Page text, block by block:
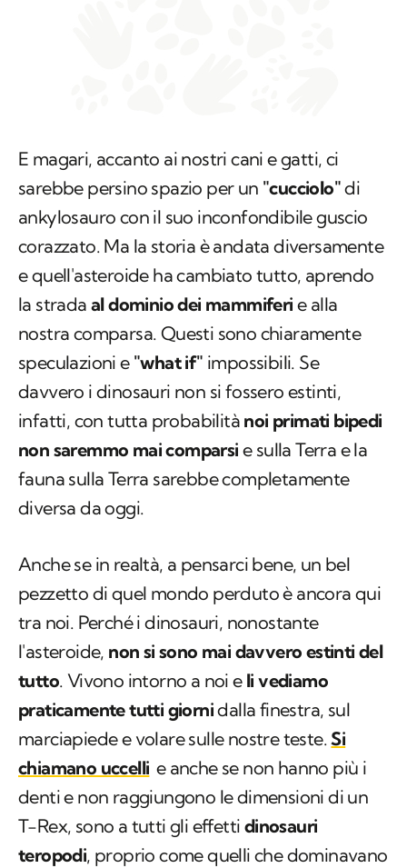
E magari, accanto ai nostri cani e gatti, ci
sarebbe persino spazio per un "cucciolo"di
ankylosauro con il suo inconfondibile guscio
corazzato. Ma la storia è andata diversamente
e quell'asteroide ha cambiato tutto, aprendo
la stradaal dominio dei mammiferi e alla
nostra comparsa. Questi sono chiaramente
speculazioni e "what if" impossibili. Se
davvero i dinosauri non si fossero estinti,
infatti, con tutta probabilità noi primati bipedi
non saremmo mai comparsi e sulla Terra e la
fauna sulla Terra sarebbe completamente
diversa da oggi.
Anche se in realtà, a pensarci bene, un bel
pezzetto di quel mondo perduto è ancora qui
tra noi. Perché i dinosauri, nonostante
l'asteroide, non si sono mai davvero estinti del
tutto. Vivono intorno a noi e li vediamo
praticamente tutti giornidalla finestra, sul
marciapiede e volare sulle nostre teste.Si
chiamano uccelli e anche se non hanno più i
denti e non raggiungono le dimensioni di un
T-Rex, sono a tutti gli effetti dinosauri
teropodi, proprio come quelli che dominavano